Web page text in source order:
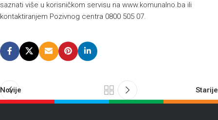
saznati više u korisničkom servisu na www.komunalno.ba ili
kontaktiranjem Pozivnog centra 0800 505 07.
Novije Starije